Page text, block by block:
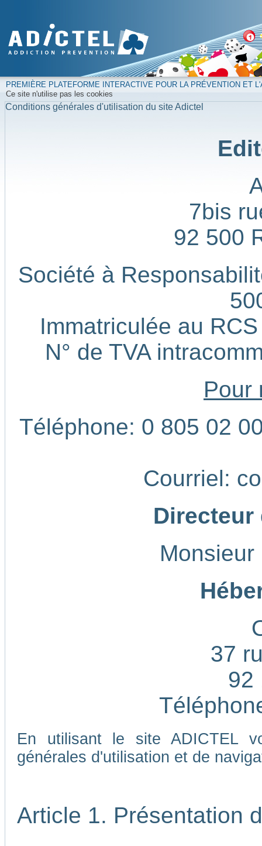
PREMIÈRE PLATEFORME INTERACTIVE POUR LA PRÉVENTION ET
Ce site n'utilise pas les cookies
Conditions générales d'utilisation du site Adictel
7bis
92 500
Société à
Immatriculée au
N° de TVA
Pour
Téléphone: 0 805 02
Courriel:
Monsieur
37
92
En utilisant le site ADICTEL
générales d'utilisation et de
Article 1. Présentation